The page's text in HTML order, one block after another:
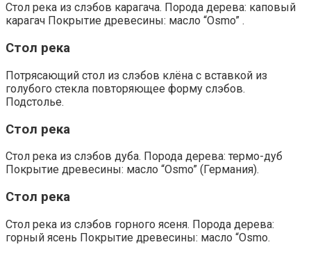
Стол река из слэбов карагача. Порода дерева: каповый
карагач Покрытие древесины: масло “Osmo” .
Стол река
Потрясающий стол из слэбов клёна с вставкой из
голубого стекла повторяющее форму слэбов.
Подстолье.
Стол река
Стол река из слэбов дуба. Порода дерева: термо-дуб
Покрытие древесины: масло “Osmo” (Германия).
Стол река
Стол река из слэбов горного ясеня. Порода дерева:
горный ясень Покрытие древесины: масло “Osmo.